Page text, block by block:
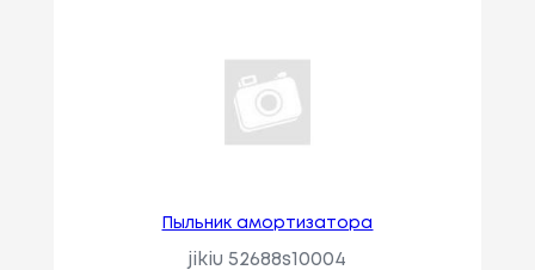
Пыльник амортизатора
jikiu 52688s10004